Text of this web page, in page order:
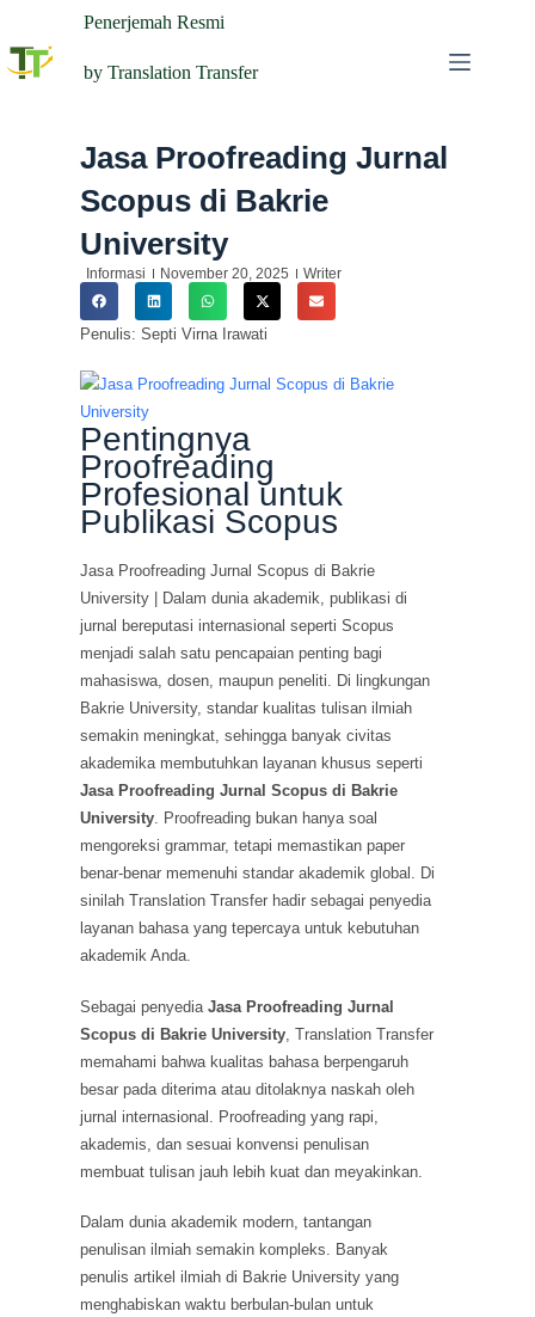
Penerjemah Resmi
by Translation Transfer
Jasa Proofreading Jurnal
Scopus di Bakrie
University
Informasi November 20, 2025 Writer
Penulis: Septi Virna Irawati
Pentingnya
Proofreading
Profesional untuk
Publikasi Scopus
Jasa Proofreading Jurnal Scopus di Bakrie
University | Dalam dunia akademik, publikasi di
jurnal bereputasi internasional seperti Scopus
menjadi salah satu pencapaian penting bagi
mahasiswa, dosen, maupun peneliti. Di lingkungan
Bakrie University, standar kualitas tulisan ilmiah
semakin meningkat, sehingga banyak civitas
akademika membutuhkan layanan khusus seperti
Jasa Proofreading Jurnal Scopus di Bakrie
University. Proofreading bukan hanya soal
mengoreksi grammar, tetapi memastikan paper
benar-benar memenuhi standar akademik global. Di
sinilah Translation Transfer hadir sebagai penyedia
layanan bahasa yang tepercaya untuk kebutuhan
akademik Anda.
Sebagai penyediaJasa Proofreading Jurnal
Scopus di Bakrie University , Translation Transfer
memahami bahwa kualitas bahasa berpengaruh
besar pada diterima atau ditolaknya naskah oleh
jurnal internasional. Proofreading yang rapi,
akademis, dan sesuai konvensi penulisan
membuat tulisan jauh lebih kuat dan meyakinkan.
Dalam dunia akademik modern, tantangan
penulisan ilmiah semakin kompleks. Banyak
penulis artikel ilmiah di Bakrie University yang
menghabiskan waktu berbulan-bulan untuk